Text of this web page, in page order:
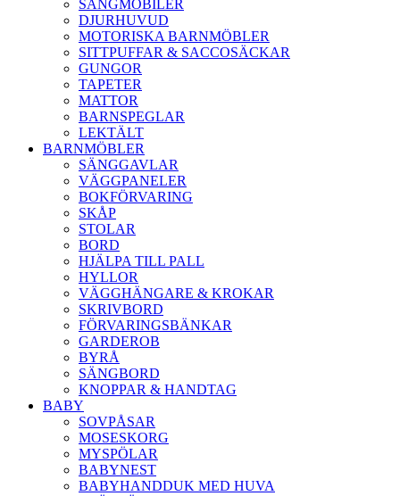
SÄNGMOBILER
DJURHUVUD
MOTORISKA BARNMÖBLER
SITTPUFFAR & SACCOSÄCKAR
GUNGOR
TAPETER
MATTOR
BARNSPEGLAR
LEKTÄLT
BARNMÖBLER
SÄNGGAVLAR
VÄGGPANELER
BOKFÖRVARING
SKÅP
STOLAR
BORD
HJÄLPA TILL PALL
HYLLOR
VÄGGHÄNGARE & KROKAR
SKRIVBORD
FÖRVARINGSBÄNKAR
GARDEROB
BYRÅ
SÄNGBORD
KNOPPAR & HANDTAG
BABY
SOVPÅSAR
MOSESKORG
MYSPÖLAR
BABYNEST
BABYHANDDUK MED HUVA